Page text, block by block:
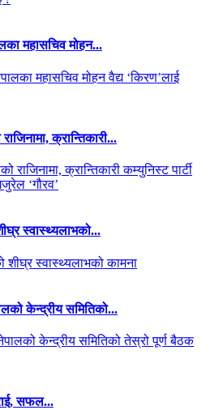
महासचिव मोहन...
क्रान्तिकारी...
स्वास्थ्यलाभको...
केन्द्रीय समितिको...
सफल...